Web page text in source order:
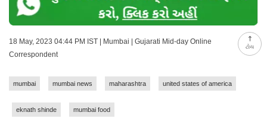
ટોચ
18 May, 2023 04:44 PM IST | Mumbai | Gujarati Mid-day Online
Correspondent
mumbai mumbai news maharashtra united states of america
eknath shinde mumbai food